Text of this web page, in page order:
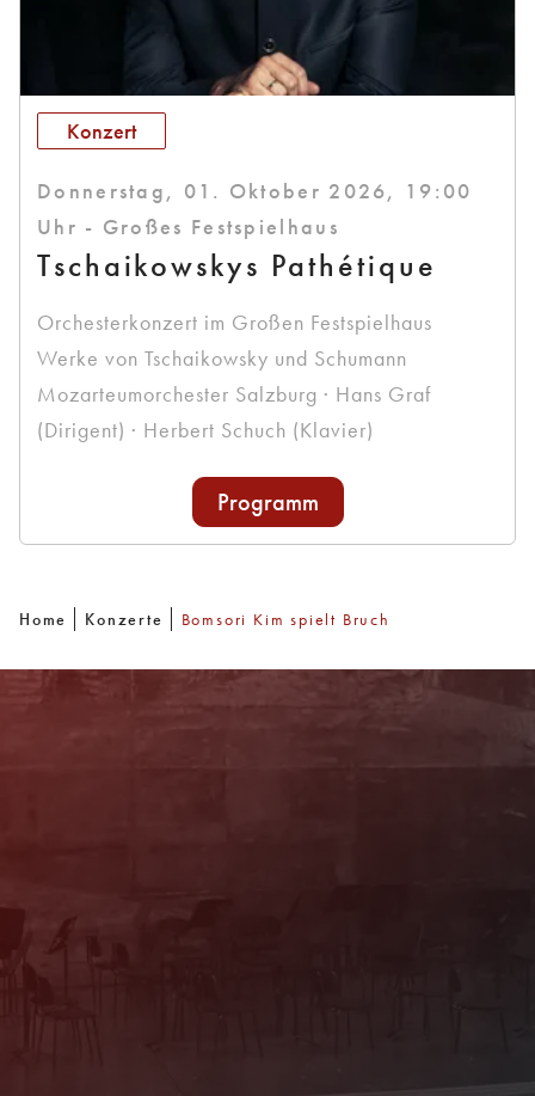
Konzert
Donnerstag, 01. Oktober 2026, 19:00
Uhr - Großes Festspielhaus
Tschaikowskys Pathétique
Orchesterkonzert im Großen Festspielhaus
Werke von Tschaikowsky und Schumann
Mozarteumorchester Salzburg · Hans Graf
(Dirigent) · Herbert Schuch (Klavier)
Programm
Home Konzerte Bomsori Kim spielt Bruch